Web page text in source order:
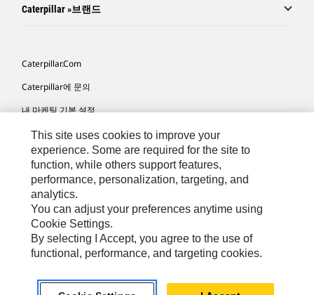
Caterpillar »브랜드
Caterpillar.com
Caterpillar에 문의
내 마케팅 기본 설정
사이트 맵
Cookie Settings
법적 고지
개인정보취급방침
위치정보 이용약관
KR - Korean© 2026 Caterpillar. 판권 소유
This site uses cookies to improve your
experience. Some are required for the site to
function, while others support features,
performance, personalization, targeting, and
analytics.
You can adjust your preferences anytime using
Cookie Settings.
By selecting I Accept, you agree to the use of
functional, performance, and targeting cookies.